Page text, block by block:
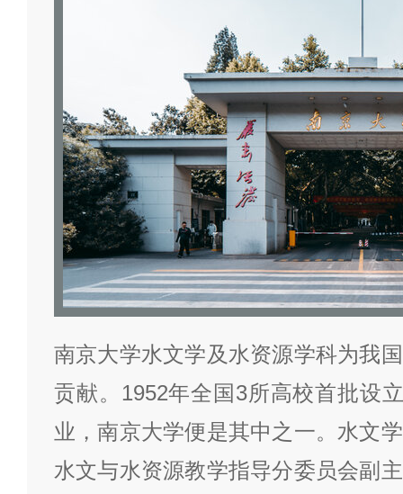
南京大学水文学及水资源学科为我
贡献。1952年全国3所高校首批设
业，南京大学便是其中之一。水文
水文与水资源教学指导分委员会副